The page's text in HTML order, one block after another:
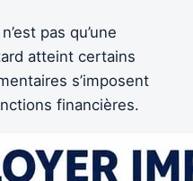
pas qu’une
atteint certains
s’imposent
financières.